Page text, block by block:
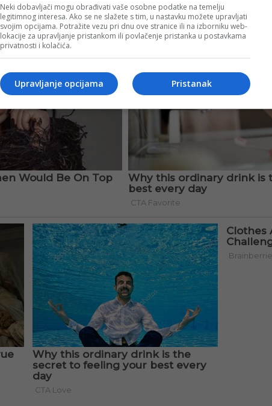
Neki dobavljači mogu obrađivati vaše osobne podatke na temelju
legitimnog interesa. Ako se ne slažete s tim, u nastavku možete upravljati
svojim opcijama. Potražite vezu pri dnu ove stranice ili na izborniku web-
lokacije za upravljanje pristankom ili povlačenje pristanka u postavkama
privatnosti i kolačića.
Pristanak
Upravljanje opcijama